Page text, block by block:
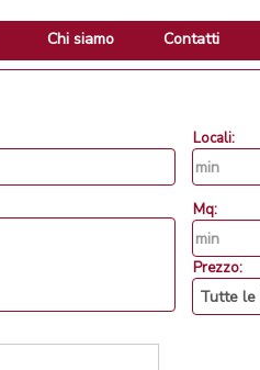
Chi siamo Contatti
Locali:
Mq:
Prezzo: